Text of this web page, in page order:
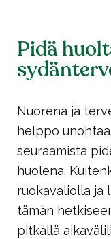
Pidä
Nuorena ja
helppo
seuraamista
huolena.
ruokavaliolla ja
tämän
pitkällä